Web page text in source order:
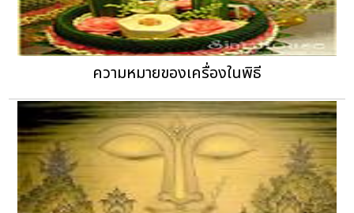
ความหมายของเครื่องในพิธี